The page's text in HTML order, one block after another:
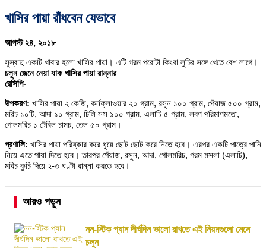
খাসির পায়া রাঁধবেন যেভাবে
আগস্ট ২৪, ২০১৮
সুস্বাদু একটি খাবার হলো খাসির পায়া। এটি গরম পরোটা কিংবা লুচির সঙ্গে খেতে বেশ লাগে।
চলুন জেনে নেয়া যাক খাসির পায়া রান্নার
রেসিপি-
উপকরণ: খাসির পায়া ২ কেজি, কর্নফ্লাওয়ার ২০ গ্রাম, রসুন ১০০ গ্রাম, পেঁয়াজ ৫০০ গ্রাম,
মরিচ ১০টি, আদা ১০ গ্রাম, চিলি সস ১০০ গ্রাম, এলাচি ৫ গ্রাম, লবণ পরিমাণমতো,
গোলমরিচ ১ টেবিল চামচ, তেল ৫০ গ্রাম।
প্রণালি: খাসির পায়া পরিষ্কার করে ধুয়ে ছোট ছোট করে নিতে হবে। এরপর একটি পাত্রে পানি
নিয়ে এতে পায়া দিতে হবে। তারপর পেঁয়াজ, রসুন, আদা, গোলমরিচ, গরম মসলা (এলাচি),
মরিচ কুচি দিয়ে ২-৩ ঘণ্টা রান্না করতে হবে।
আরও পড়ুন
নন-স্টিক প্যান দীর্ঘদিন ভালো রাখতে এই নিয়মগুলো মেনে
চলুন